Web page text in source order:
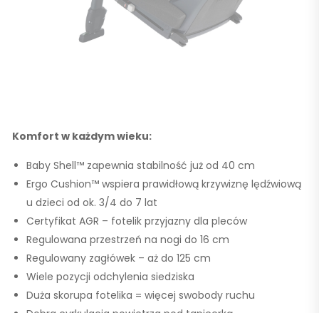
Komfort w każdym wieku:
Baby Shell™ zapewnia stabilność już od 40 cm
Ergo Cushion™ wspiera prawidłową krzywiznę lędźwiową
u dzieci od ok. 3/4 do 7 lat
Certyfikat AGR – fotelik przyjazny dla pleców
Regulowana przestrzeń na nogi do 16 cm
Regulowany zagłówek – aż do 125 cm
Wiele pozycji odchylenia siedziska
Duża skorupa fotelika = więcej swobody ruchu